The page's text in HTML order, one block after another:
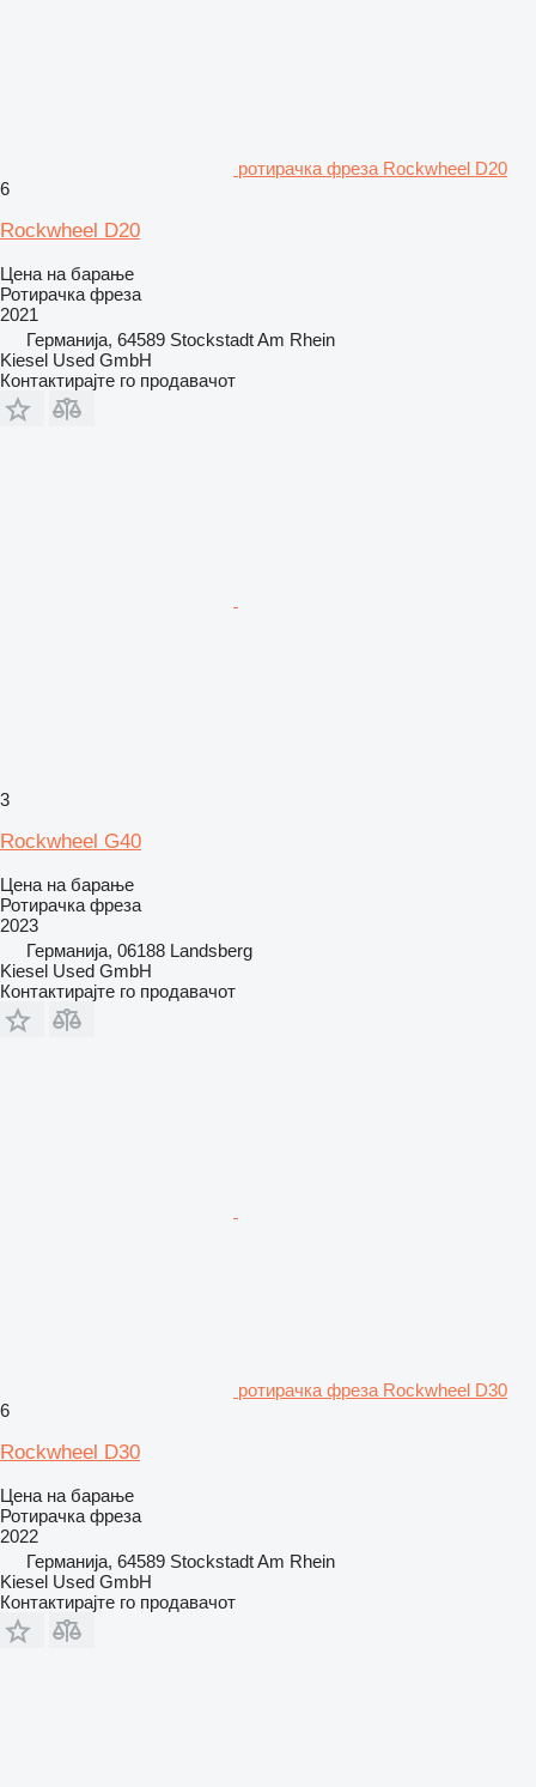
ротирачка фреза Rockwheel D20
6
Rockwheel D20
Цена на барање
Ротирачка фреза
2021
Германија, 64589 Stockstadt Am Rhein
Kiesel Used GmbH
Контактирајте го продавачот
3
Rockwheel G40
Цена на барање
Ротирачка фреза
2023
Германија, 06188 Landsberg
Kiesel Used GmbH
Контактирајте го продавачот
ротирачка фреза Rockwheel D30
6
Rockwheel D30
Цена на барање
Ротирачка фреза
2022
Германија, 64589 Stockstadt Am Rhein
Kiesel Used GmbH
Контактирајте го продавачот